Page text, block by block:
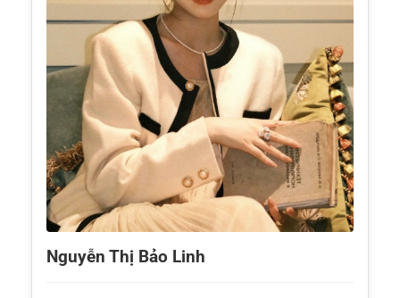
Nguyễn Thị Bảo Linh